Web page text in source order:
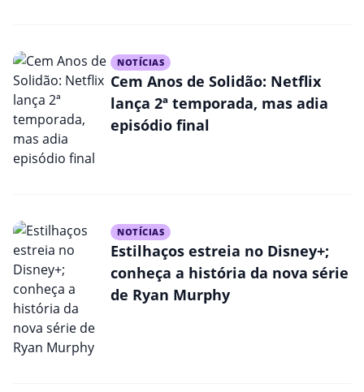
NOTÍCIAS
Cem Anos de Solidão: Netflix
lança 2ª temporada, mas adia
episódio final
NOTÍCIAS
Estilhaços estreia no Disney+;
conheça a história da nova série
de Ryan Murphy